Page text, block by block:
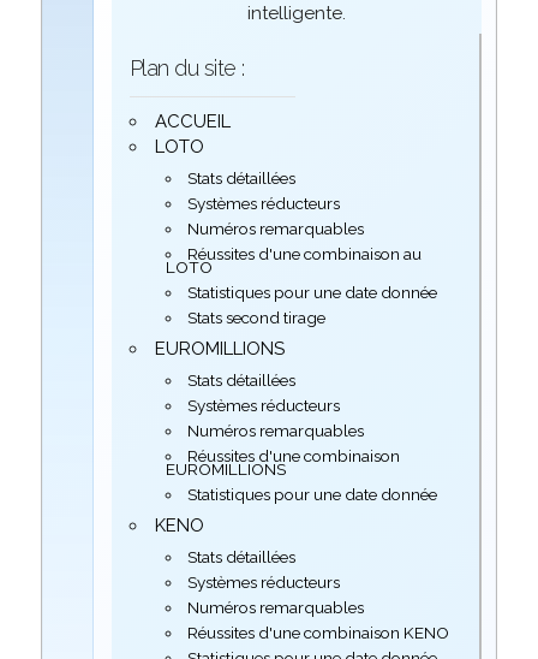
intelligente.
Plan du site :
ACCUEIL
LOTO
Stats détaillées
Systèmes réducteurs
Numéros remarquables
Réussites d'une combinaison au
LOTO
Statistiques pour une date donnée
Stats second tirage
EUROMILLIONS
Stats détaillées
Systèmes réducteurs
Numéros remarquables
Réussites d'une combinaison
EUROMILLIONS
Statistiques pour une date donnée
KENO
Stats détaillées
Systèmes réducteurs
Numéros remarquables
Réussites d'une combinaison KENO